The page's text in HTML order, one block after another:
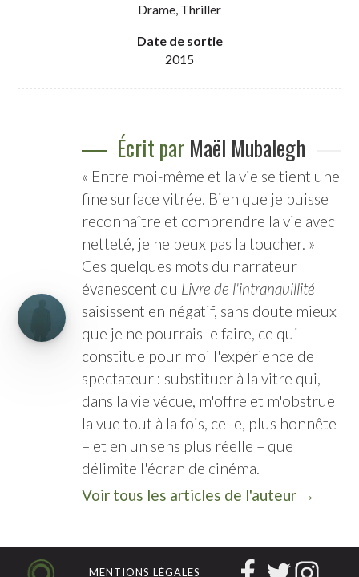
Drame, Thriller
Date de sortie
2015
Écrit par Maël Mubalegh
« Entre moi-même et la vie se tient une
fine surface vitrée. Bien que je puisse
reconnaître et comprendre la vie avec
netteté, je ne peux pas la toucher. »
Ces quelques mots du narrateur
évanescent du Livre de l'intranquillité
saisissent en négatif, sans doute mieux
que je ne pourrais le faire, ce qui
constitue pour moi l'expérience de
spectateur : substituer à la vitre qui,
dans la vie vécue, m'offre et m'obstrue
la vue tout à la fois, celle, plus honnête
– et en un sens plus réelle – que
délimite l'écran de cinéma.
Voir tous les articles de l'auteur →
MENTIONS LÉGALES